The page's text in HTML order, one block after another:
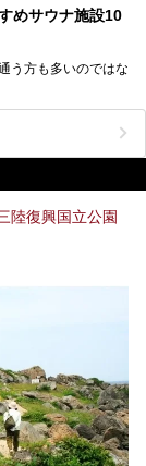
めサウナ施設10
う方も多いのではな
ナを楽しめる施設を
せんか？
すめサウナ施設を紹
陸復興国立公園